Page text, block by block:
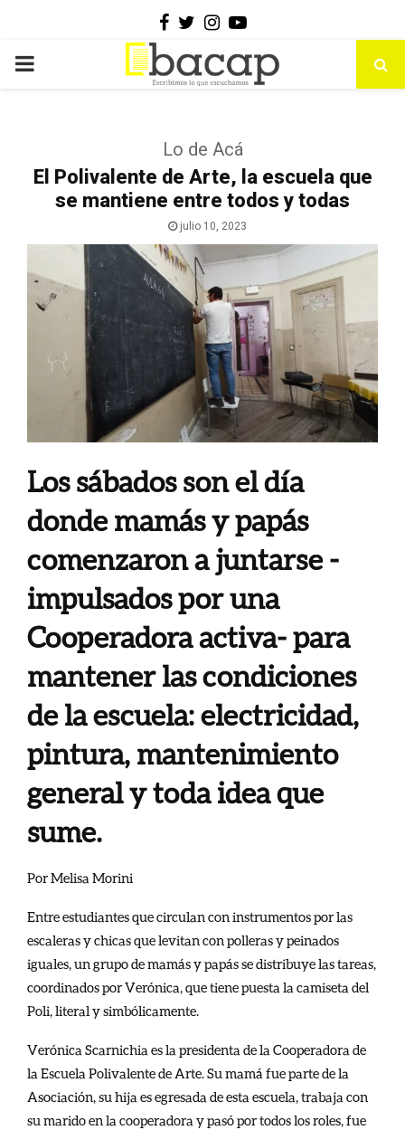
Facebook
Twitter
Instagram
Youtube
PRIMARY
Lo de Acá
El Polivalente de Arte, la escuela que
se mantiene entre todos y todas
julio 10, 2023
Los sábados son el día
donde mamás y papás
comenzaron a juntarse -
impulsados por una
Cooperadora activa- para
mantener las condiciones
de la escuela: electricidad,
pintura, mantenimiento
general y toda idea que
sume.
Por Melisa Morini
Entre estudiantes que circulan con instrumentos por las
escaleras y chicas que levitan con polleras y peinados
iguales, un grupo de mamás y papás se distribuye las tareas,
coordinados por Verónica, que tiene puesta la camiseta del
Poli, literal y simbólicamente.
Verónica Scarnichia es la presidenta de la Cooperadora de
la Escuela Polivalente de Arte. Su mamá fue parte de la
Asociación, su hija es egresada de esta escuela, trabaja con
su marido en la cooperadora y pasó por todos los roles, fue